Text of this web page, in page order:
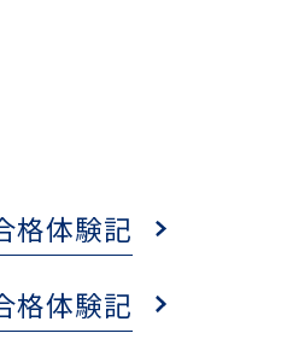
格体験記
格体験記